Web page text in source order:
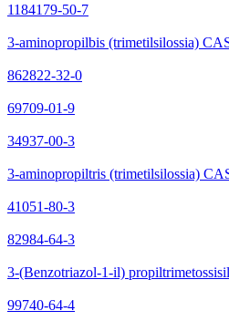
1184179-50-7
3-aminopropilbis (trimetilsilossia)
862822-32-0
69709-01-9
34937-00-3
3-aminopropiltris (trimetilsilossia)
41051-80-3
82984-64-3
3-(Benzotriazol-1-il)
99740-64-4